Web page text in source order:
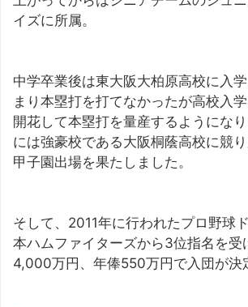
イズに所属。
中学卒業後は東大阪大柏原高校に入
まり本塁打を打てなかったが高校入
開花して本塁打を量産するようにな
には強豪校である大阪桐蔭高校に競
甲子園出場を果たしました。
そして、2011年に行われたプロ野球
本ハムファイターズから3位指名を受
4,000万円、年俸550万円で入団が決